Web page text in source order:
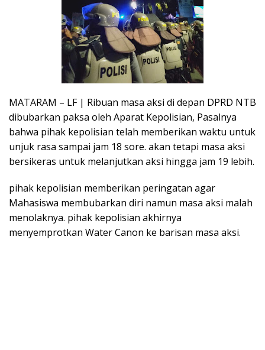
MATARAM – LF | Ribuan masa aksi di depan DPRD NTB
dibubarkan paksa oleh Aparat Kepolisian, Pasalnya
bahwa pihak kepolisian telah memberikan waktu untuk
unjuk rasa sampai jam 18 sore. akan tetapi masa aksi
bersikeras untuk melanjutkan aksi hingga jam 19 lebih.
pihak kepolisian memberikan peringatan agar
Mahasiswa membubarkan diri namun masa aksi malah
menolaknya. pihak kepolisian akhirnya
menyemprotkan Water Canon ke barisan masa aksi.